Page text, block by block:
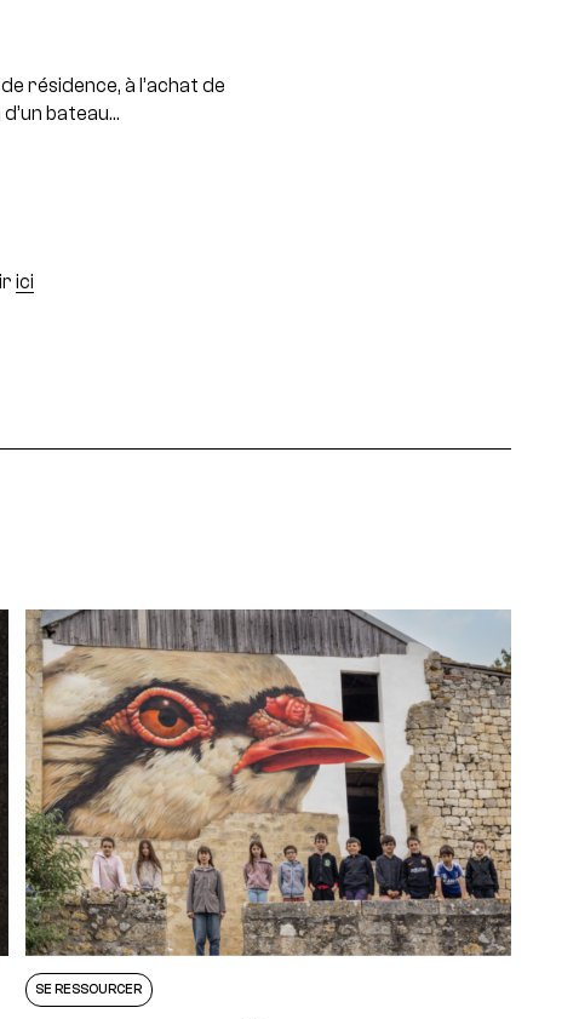
résidence, à l’achat de
bateau…
ici
SE RESSOURCER